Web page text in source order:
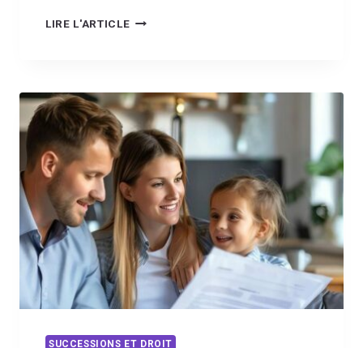
LIRE L'ARTICLEDEUIL
SIGNES
ET
SAVOIR
QUAND
CONSULTER
SUCCESSIONS ET DROIT